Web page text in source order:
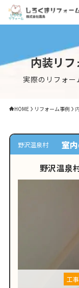
内装リ
実際のリフォ
HOME リフォーム事例
野沢温泉村
室
/>
下
野沢温泉
工